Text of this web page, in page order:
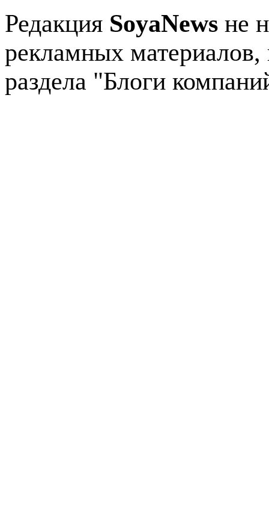
Редакция SoyaNews не
рекламных
раздела "Блоги